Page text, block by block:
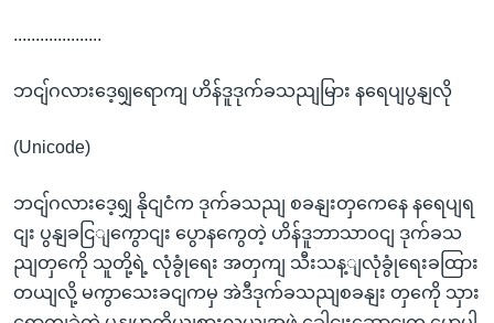
....................
ဘငျ်ဂလားဒေ့ရျှရောကျ ဟိန်ဒူဒုက်ခသညျမြား နရေပျပွနျလို
(Unicode)
ဘငျ်ဂလားဒေ့ရျှ နိုငျငံက ဒုက်ခသညျ စခနျးတှကေနေ နရေပျရ
ငျး ပွနျခငြျကွောငျး ပွောနကွေတဲ့ ဟိန်ဒူဘာသာဝငျ ဒုက်ခသ
ညျတှကေို သူတို့ရဲ့ လုံခွုံရေး အတှကျ သီးသန့ျလုံခွုံရေးခထြား
တယျလို့ မကွာသေးခငျကမှ အဲဒီဒုက်ခသညျစခနျး တှကေို သှား